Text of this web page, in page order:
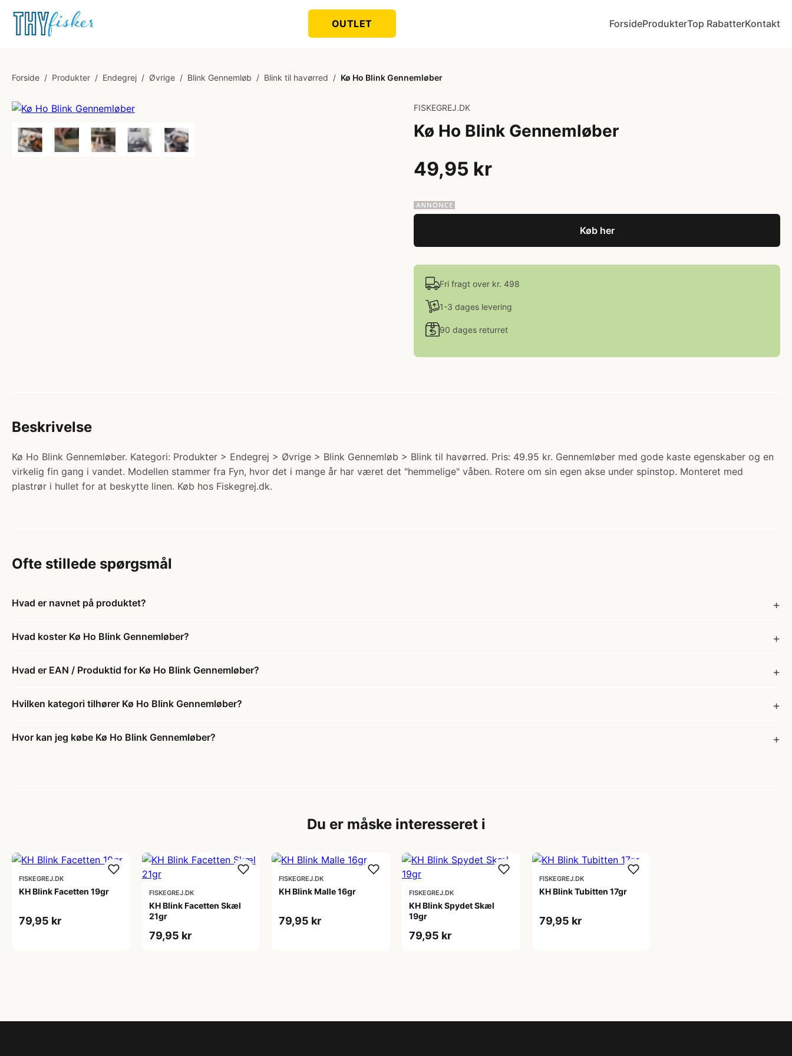
OUTLET ForsideProdukterTop RabatterKontakt
Forside / Produkter / Endegrej / Øvrige / Blink Gennemløb / Blink til havørred / Kø Ho Blink Gennemløber
FISKEGREJ.DK
Kø Ho Blink Gennemløber
49,95 kr
Køb her
Fri fragt over kr. 498
1-3 dages levering
90 dages returret
Beskrivelse
Kø Ho Blink Gennemløber. Kategori: Produkter > Endegrej > Øvrige > Blink Gennemløb > Blink til havørred. Pris: 49.95 kr. Gennemløber med gode kaste egenskaber og en
virkelig fin gang i vandet. Modellen stammer fra Fyn, hvor det i mange år har været det "hemmelige" våben. Rotere om sin egen akse under spinstop. Monteret med
plastrør i hullet for at beskytte linen. Køb hos Fiskegrej.dk.
Ofte stillede spørgsmål
Hvad er navnet på produktet?
Hvad koster Kø Ho Blink Gennemløber?
Hvad er EAN / Produktid for Kø Ho Blink Gennemløber?
Hvilken kategori tilhører Kø Ho Blink Gennemløber?
Hvor kan jeg købe Kø Ho Blink Gennemløber?
Du er måske interesseret i
FISKEGREJ.DK
KH Blink Facetten 19gr
79,95 kr
FISKEGREJ.DK
KH Blink Facetten Skæl
21gr
79,95 kr
FISKEGREJ.DK
KH Blink Malle 16gr
79,95 kr
FISKEGREJ.DK
KH Blink Spydet Skæl
19gr
79,95 kr
FISKEGREJ.DK
KH Blink Tubitten 17gr
79,95 kr